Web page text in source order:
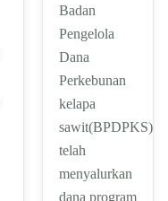
Badan
Pengelola
Dana
Perkebunan
kelapa
sawit(BPDPKS)
telah
menyalurkan
dana program